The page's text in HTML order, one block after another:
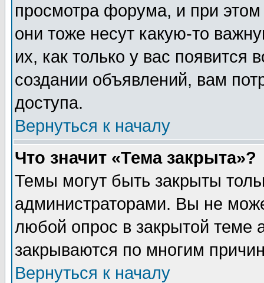
просмотра форума, и при
они тоже несут какую-то
их, как только у вас появится
создании объявлений, вам
доступа.
Вернуться к началу
Что значит «Тема закрыта»?
Темы могут быть закрыты
администраторами. Вы не
любой опрос в закрытой теме
закрываются по многим
Вернуться к началу